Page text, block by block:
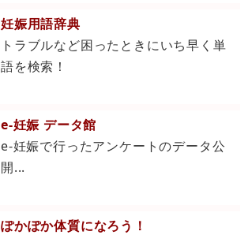
妊娠用語辞典
トラブルなど困ったときにいち早く単
語を検索！
e-妊娠 データ館
e-妊娠で行ったアンケートのデータ公
開...
ぽかぽか体質になろう！